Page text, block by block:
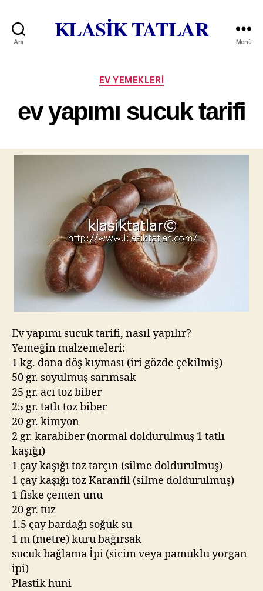
Ara KLASİK TATLAR Menü
Kategoriler
EV YEMEKLERI
ev yapımı sucuk tarifi
Ev yapımı sucuk tarifi, nasıl yapılır?
Yemeğin malzemeleri:
1 kg. dana döş kıyması (iri gözde çekilmiş)
50 gr. soyulmuş sarımsak
25 gr. acı toz biber
25 gr. tatlı toz biber
20 gr. kimyon
2 gr. karabiber (normal doldurulmuş 1 tatlı
kaşığı)
1 çay kaşığı toz tarçın (silme doldurulmuş)
1 çay kaşığı toz Karanfil (silme doldurulmuş)
1 fiske çemen unu
20 gr. tuz
1.5 çay bardağı soğuk su
1 m (metre) kuru bağırsak
sucuk bağlama İpi (sicim veya pamuklu yorgan
ipi)
Plastik huni